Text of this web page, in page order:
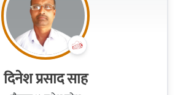
दिनेश प्रसाद साह